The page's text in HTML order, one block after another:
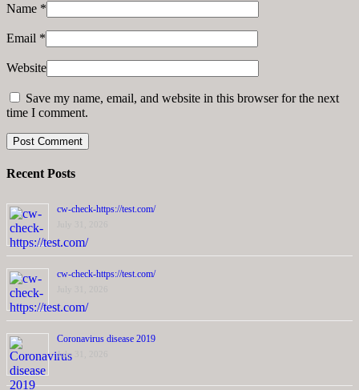
Name *
Email *
Website
Save my name, email, and website in this browser for the next
time I comment.
Recent Posts
cw-check-https://test.com/
cw-check-https://test.com/
Coronavirus disease 2019
July 31, 2026